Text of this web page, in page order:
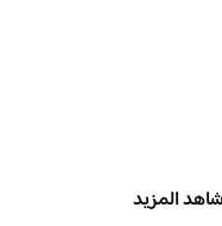
المزيد